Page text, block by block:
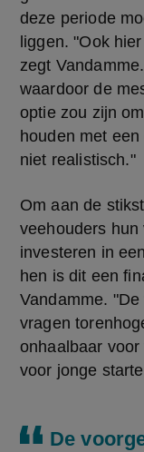
deze periode
liggen. "Ook
zegt
waardoor de
optie zou zijn
houden met
niet realistisch."
Om aan de
veehouders
investeren in
hen is dit een
Vandamme.
vragen
onhaalbaar
voor jonge
De